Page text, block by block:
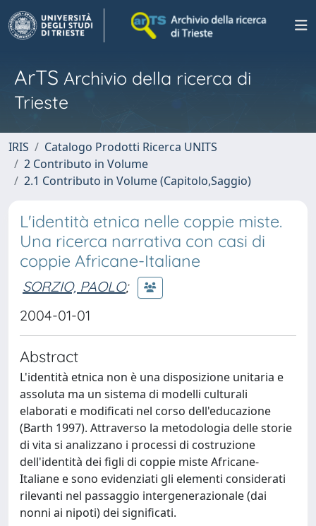
ArTS Archivio della ricerca di
Trieste
IRIS
Catalogo Prodotti Ricerca UNITS
2 Contributo in Volume
2.1 Contributo in Volume (Capitolo,Saggio)
L'identità etnica nelle coppie miste.
Una ricerca narrativa con casi di
coppie Africane-Italiane
SORZIO, PAOLO;
2004-01-01
Abstract
L'identità etnica non è una disposizione unitaria e
assoluta ma un sistema di modelli culturali
elaborati e modificati nel corso dell'educazione
(Barth 1997). Attraverso la metodologia delle storie
di vita si analizzano i processi di costruzione
dell'identità dei figli di coppie miste Africane-
Italiane e sono evidenziati gli elementi considerati
rilevanti nel passaggio intergenerazionale (dai
nonni ai nipoti) dei significati.